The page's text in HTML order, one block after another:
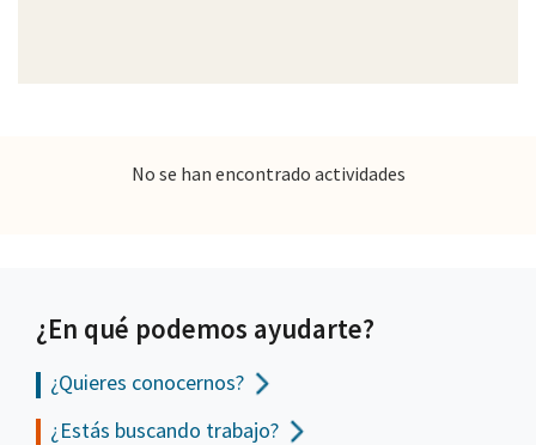
No se han encontrado actividades
¿En qué podemos ayudarte?
¿Quieres conocernos?
¿Estás buscando trabajo?